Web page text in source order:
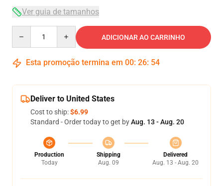
Ver guia de tamanhos
ADICIONAR AO CARRINHO
Esta promoção termina em 00: 26: 54
Deliver to United States
Cost to ship:$6.99
Standard - Order today to get byAug. 13 - Aug. 20
Production
Today
Shipping
Aug. 09
Delivered
Aug. 13 - Aug. 20